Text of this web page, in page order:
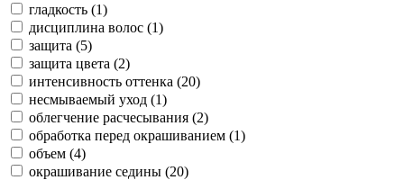
гладкость (1)
дисциплина волос (1)
защита (5)
защита цвета (2)
интенсивность оттенка (20)
несмываемый уход (1)
облегчение расчесывания (2)
обработка перед окрашиванием (1)
объем (4)
окрашивание седины (20)